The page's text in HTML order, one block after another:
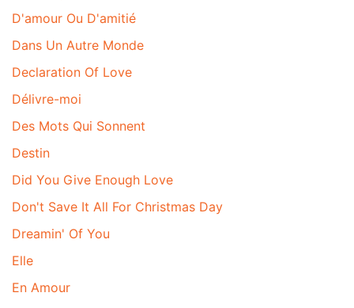
D'amour Ou D'amitié
Dans Un Autre Monde
Declaration Of Love
Délivre-moi
Des Mots Qui Sonnent
Destin
Did You Give Enough Love
Don't Save It All For Christmas Day
Dreamin' Of You
Elle
En Amour